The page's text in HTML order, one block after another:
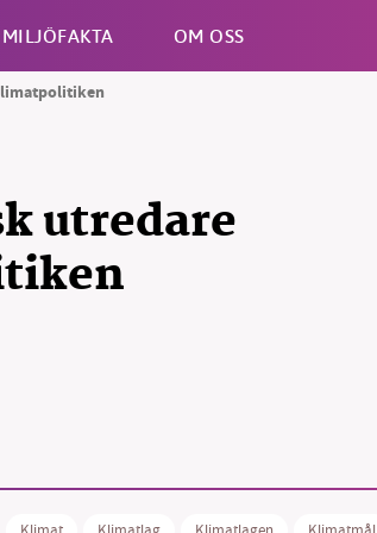
MILJÖFAKTA OM OSS
utredare